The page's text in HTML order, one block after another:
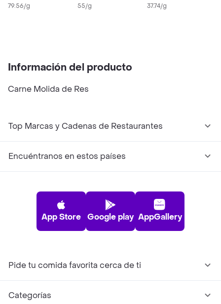
79.56/g
55/g
37.74/g
Información del producto
Carne Molida de Res
Top Marcas y Cadenas de Restaurantes
Encuéntranos en estos países
App Store Google play AppGallery
Pide tu comida favorita cerca de ti
Categorías